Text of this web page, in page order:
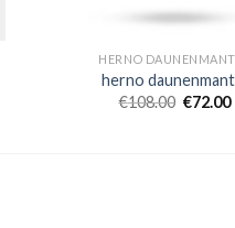
HERNO
herno
€108.00 €72.00